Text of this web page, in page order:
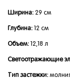
Ширина: 29 см
Глубина: 12 см
Объем: 12,18 л
Светоотражающие
Тип застежки: